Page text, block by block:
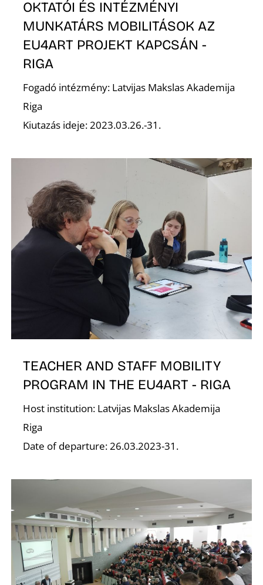
OKTATÓI ÉS INTÉZMÉNYI
MUNKATÁRS MOBILITÁSOK AZ
EU4ART PROJEKT KAPCSÁN -
RIGA
Fogadó intézmény: Latvijas Makslas Akademija
Riga
Kiutazás ideje: 2023.03.26.-31.
TEACHER AND STAFF MOBILITY
PROGRAM IN THE EU4ART - RIGA
Host institution: Latvijas Makslas Akademija
Riga
Date of departure: 26.03.2023-31.